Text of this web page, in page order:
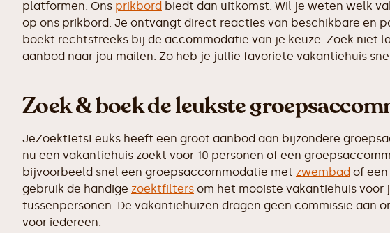
platformen. Ons prikbord biedt dan uitkomst. Wil je weten welk
op ons prikbord. Je ontvangt direct reacties van beschikbare en
boekt rechtstreeks bij de accommodatie van je keuze. Zoek niet
aanbod naar jou mailen. Zo heb je jullie favoriete vakantiehuis
Zoek & boek de leukste
JeZoektIetsLeuks heeft een groot aanbod aan bijzondere
nu een vakantiehuis zoekt voor 10 personen of een
bijvoorbeeld snel een groepsaccommodatie met zwembad of
gebruik de handige zoektfilters om het mooiste vakantiehuis
tussenpersonen. De vakantiehuizen dragen geen commissie aan
voor iedereen.